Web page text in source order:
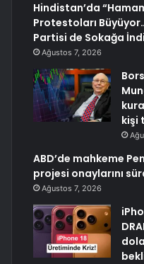
Hindistan’da
Protestoları
Partisi de Sokağa İndi
Ağustos 7, 2026
kişi
ABD’de mahkeme
projesi onaylarını
Ağustos 7, 2026